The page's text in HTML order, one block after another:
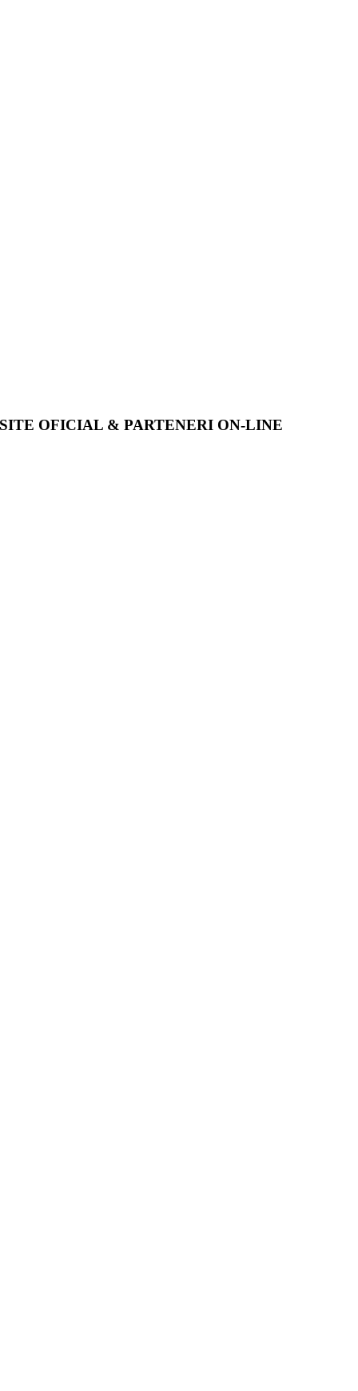
SITE OFICIAL & PARTENERI ON-LINE